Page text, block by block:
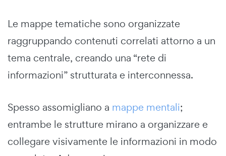
Le mappe tematiche sono organizzate
raggruppando contenuti correlati attorno a un
tema centrale, creando una “rete di
informazioni” strutturata e interconnessa.
Spesso assomigliano a mappe mentali;
entrambe le strutture mirano a organizzare e
collegare visivamente le informazioni in modo